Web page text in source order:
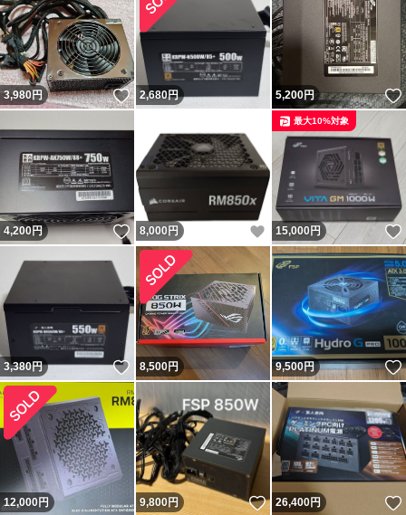
3,980円 いいね！
2,680円 5,200円
4,200円 いいね！
8,000 円 いいね！
15,000円
最大10%対象
3,380円 いいね！
8,500円 9,500円
12,000円 9,800円 いいね！
26,400円